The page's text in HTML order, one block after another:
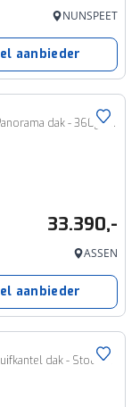
NUNSPEET
aanbieder
5 1.5 T-GDi SHS-H Exclusive - FULL OPTIONS - Panorama dak - 360gr camera - Stoelverkoeling/verwarming - Stuurwielverwarming - Apple Carplay - Android Auto - 7 Jaar fabrieksgarantie - of 150.000km - 1000+ KM Rijbereik!
33.390,-
ASSEN
aanbieder
7 1.5 GDI SHS-P Exclusive - FULL OPTIONS - Schuifkantel dak - Stoelverkoeling - Stoelverwarming - Stuurverwarming - - 7 Jaar of 150.000km Fabrieksgarantie